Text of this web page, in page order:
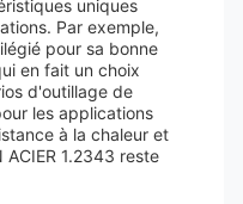
uniques
Par exemple,
pour sa bonne
en fait un choix
d'outillage de
les applications
à la chaleur et
ACIER 1.2343 reste